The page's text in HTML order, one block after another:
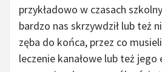
przykładowo w czasach
bardzo nas skrzywdził lub też
zęba do końca, przez co
leczenie kanałowe lub też